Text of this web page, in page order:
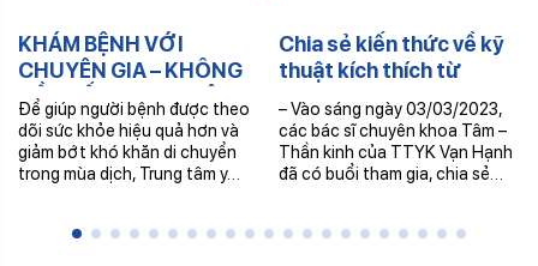
KHÁM BỆNH VỚI
CHUYÊN GIA – KHÔNG
CẦN ĐẾN TRUNG TÂM –
NHẬN THUỐC TRONG
NGÀY
Để giúp người bệnh được theo
dõi sức khỏe hiệu quả hơn và
giảm bớt khó khăn di chuyển
trong mùa dịch, Trung tâm y…
Chia sẻ kiến thức về kỹ
thuật kích thích từ
trường xuyên sọ (rTMS)
– [Chương trình đào tạo
y khoa]
– Vào sáng ngày 03/03/2023,
các bác sĩ chuyên khoa Tâm –
Thần kinh của TTYK Vạn Hạnh
đã có buổi tham gia, chia sẻ…